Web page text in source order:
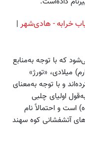
خرابه - هادی‌شهر |
که با توجه به‌منابع
میلادی، «تورژ»
و با توجه به‌معنای
اولیای چلبی
است و احتمالاً نام
آتشفشانی کوه سهند